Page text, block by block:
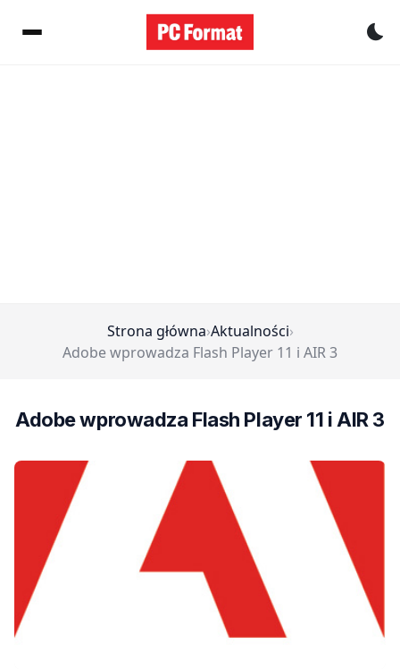
Strona główna›Aktualności›
Adobe wprowadza Flash Player 11 i AIR 3
Adobe wprowadza Flash Player 11 i AIR 3